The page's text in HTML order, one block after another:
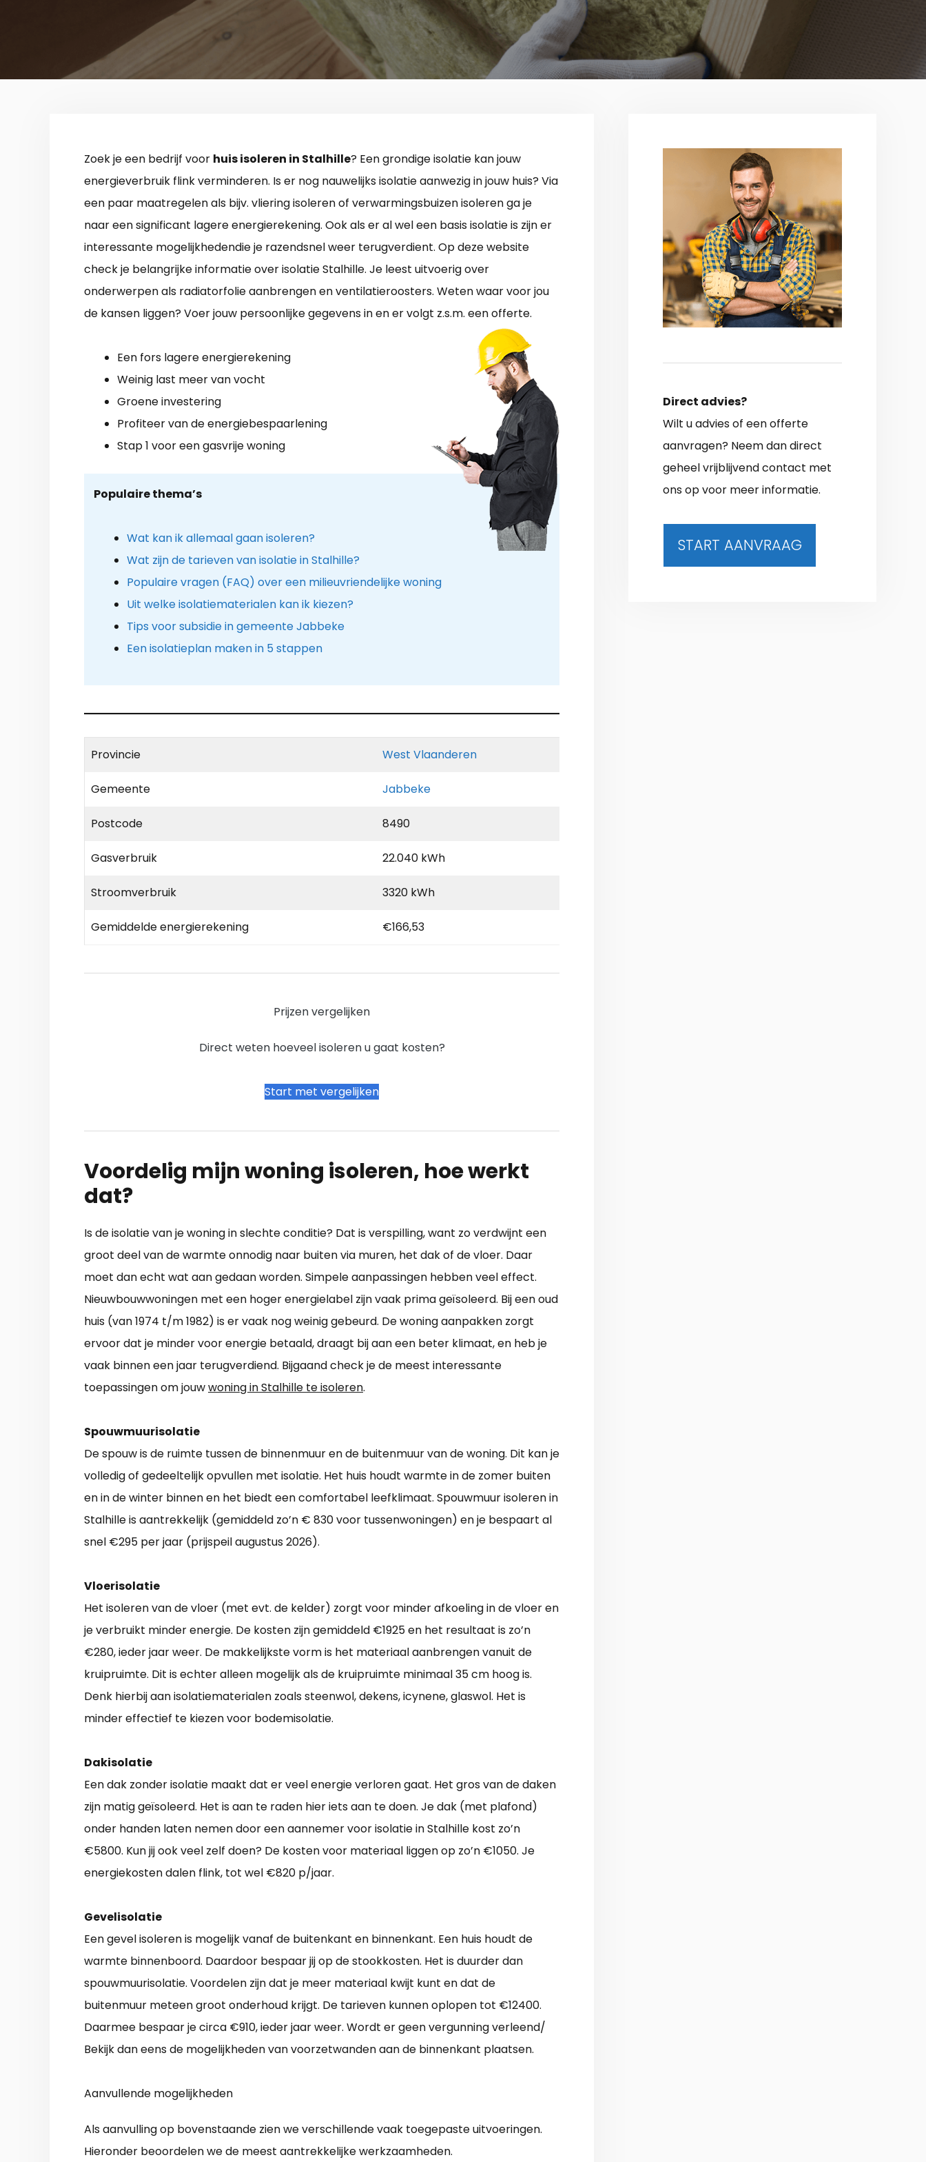
Zoek je een bedrijf voor huis isoleren in Stalhille? Een grondige isolatie kan jouw
energieverbruik flink verminderen. Is er nog nauwelijks isolatie aanwezig in jouw huis? Via
een paar maatregelen als bijv. vliering isoleren of verwarmingsbuizen isoleren ga je
naar een significant lagere energierekening. Ook als er al wel een basis isolatie is zijn er
interessante mogelijkhedendie je razendsnel weer terugverdient. Op deze website
check je belangrijke informatie over isolatie Stalhille. Je leest uitvoerig over
onderwerpen als radiatorfolie aanbrengen en ventilatieroosters. Weten waar voor jou
de kansen liggen? Voer jouw persoonlijke gegevens in en er volgt z.s.m. een offerte.
Een fors lagere energierekening
Weinig last meer van vocht
Groene investering
Profiteer van de energiebespaarlening
Stap 1 voor een gasvrije woning
Populaire thema’s
Wat kan ik allemaal gaan isoleren?
Wat zijn de tarieven van isolatie in Stalhille?
Populaire vragen (FAQ) over een milieuvriendelijke woning
Uit welke isolatiematerialen kan ik kiezen?
Tips voor subsidie in gemeente Jabbeke
Een isolatieplan maken in 5 stappen
Provincie West Vlaanderen
Gemeente Jabbeke
Postcode 8490
Gasverbruik 22.040 kWh
Stroomverbruik 3320 kWh
Gemiddelde energierekening €166,53
Prijzen vergelijken
Direct weten hoeveel isoleren u gaat kosten?
Start met vergelijken
Voordelig mijn woning isoleren, hoe werkt
dat?
Is de isolatie van je woning in slechte conditie? Dat is verspilling, want zo verdwijnt een
groot deel van de warmte onnodig naar buiten via muren, het dak of de vloer. Daar
moet dan echt wat aan gedaan worden. Simpele aanpassingen hebben veel effect.
Nieuwbouwwoningen met een hoger energielabel zijn vaak prima geïsoleerd. Bij een oud
huis (van 1974 t/m 1982) is er vaak nog weinig gebeurd. De woning aanpakken zorgt
ervoor dat je minder voor energie betaald, draagt bij aan een beter klimaat, en heb je
vaak binnen een jaar terugverdiend. Bijgaand check je de meest interessante
toepassingen om jouwwoning in Stalhille te isoleren.
Spouwmuurisolatie
De spouw is de ruimte tussen de binnenmuur en de buitenmuur van de woning. Dit kan je
volledig of gedeeltelijk opvullen met isolatie. Het huis houdt warmte in de zomer buiten
en in de winter binnen en het biedt een comfortabel leefklimaat. Spouwmuur isoleren in
Stalhille is aantrekkelijk (gemiddeld zo’n € 830 voor tussenwoningen) en je bespaart al
snel €295 per jaar (prijspeil augustus 2026).
Vloerisolatie
Het isoleren van de vloer (met evt. de kelder) zorgt voor minder afkoeling in de vloer en
je verbruikt minder energie. De kosten zijn gemiddeld €1925 en het resultaat is zo’n
€280, ieder jaar weer. De makkelijkste vorm is het materiaal aanbrengen vanuit de
kruipruimte. Dit is echter alleen mogelijk als de kruipruimte minimaal 35 cm hoog is.
Denk hierbij aan isolatiematerialen zoals steenwol, dekens, icynene, glaswol. Het is
minder effectief te kiezen voor bodemisolatie.
Dakisolatie
Een dak zonder isolatie maakt dat er veel energie verloren gaat. Het gros van de daken
zijn matig geïsoleerd. Het is aan te raden hier iets aan te doen. Je dak (met plafond)
onder handen laten nemen door een aannemer voor isolatie in Stalhille kost zo’n
€5800. Kun jij ook veel zelf doen? De kosten voor materiaal liggen op zo’n €1050. Je
energiekosten dalen flink, tot wel €820 p/jaar.
Gevelisolatie
Een gevel isoleren is mogelijk vanaf de buitenkant en binnenkant. Een huis houdt de
warmte binnenboord. Daardoor bespaar jij op de stookkosten. Het is duurder dan
spouwmuurisolatie. Voordelen zijn dat je meer materiaal kwijt kunt en dat de
buitenmuur meteen groot onderhoud krijgt. De tarieven kunnen oplopen tot €12400.
Daarmee bespaar je circa €910, ieder jaar weer. Wordt er geen vergunning verleend/
Bekijk dan eens de mogelijkheden van voorzetwanden aan de binnenkant plaatsen.
Aanvullende mogelijkheden
Als aanvulling op bovenstaande zien we verschillende vaak toegepaste uitvoeringen.
Hieronder beoordelen we de meest aantrekkelijke werkzaamheden.
Direct advies?
Wilt u advies of een offerte
aanvragen? Neem dan direct
geheel vrijblijvend contact met
ons op voor meer informatie.
START AANVRAAG